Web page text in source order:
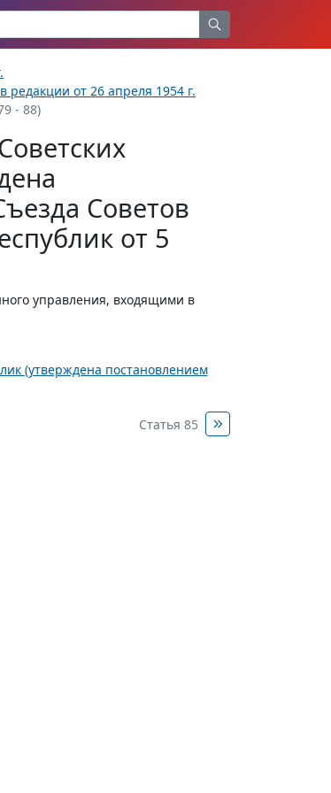
редакции от 26 апреля 1954 г.
- 88)
Советов
от 5
управления, входящими в
(утверждена постановлением
Статья 85